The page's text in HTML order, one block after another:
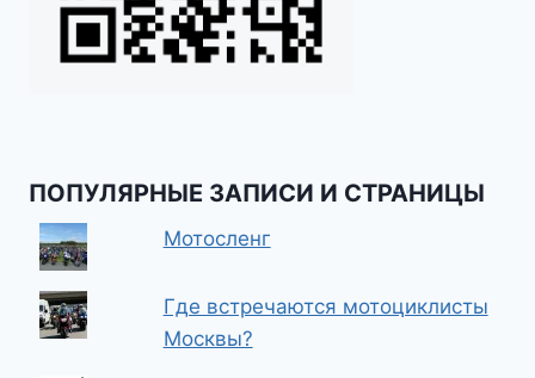
ПОПУЛЯРНЫЕ ЗАПИСИ И СТРАНИЦЫ
Мотосленг
Где встречаются мотоциклисты
Москвы?